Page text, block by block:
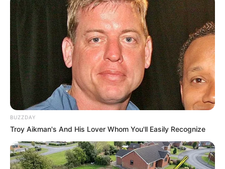
BUZZDAY
Troy Aikman's And His Lover Whom You'll Easily Recognize